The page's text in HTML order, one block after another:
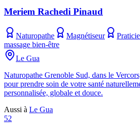
Meriem Rachedi Pinaud
Naturopathe Magnétiseur
massage bien-être
Le Gua
Naturopathe Grenoble Sud, dans le
pour prendre soin de votre santé
personnalisée, globale et douce.
Aussi à Le Gua
52